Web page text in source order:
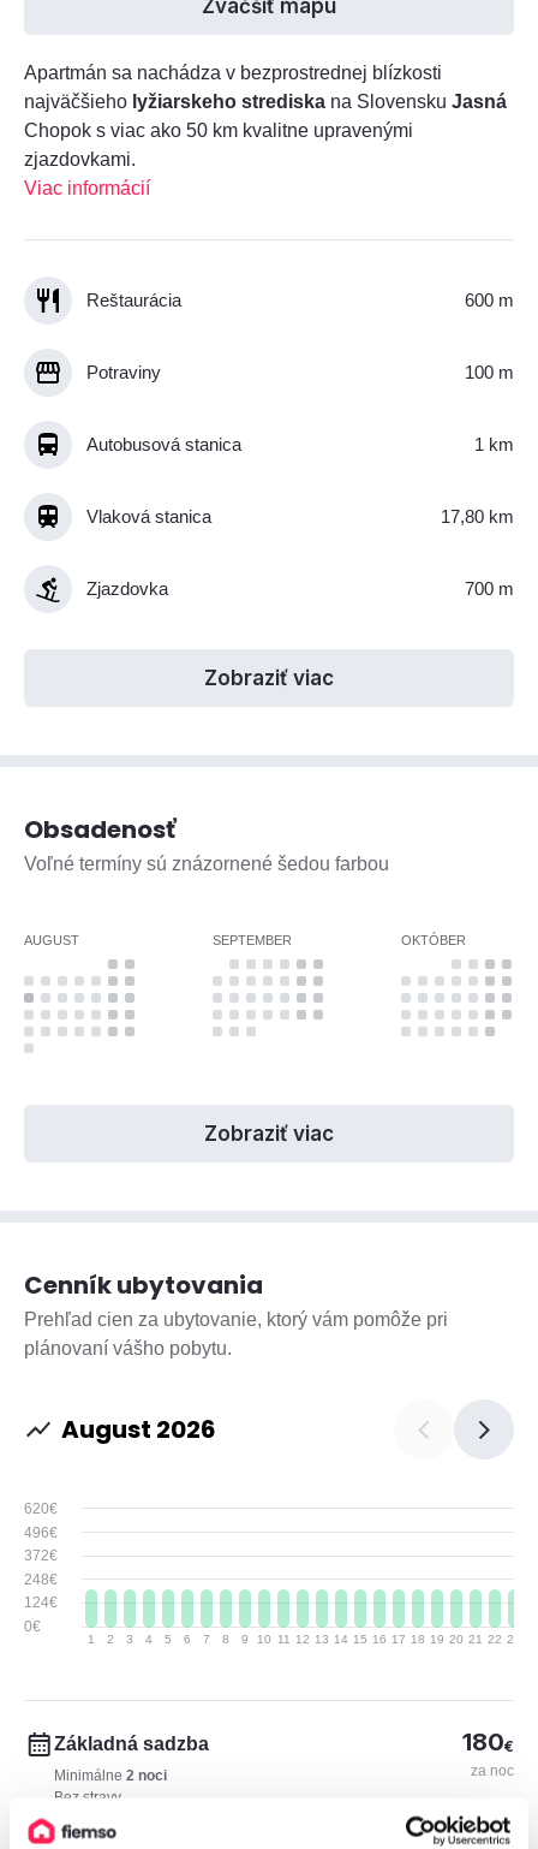
Zväčšiť mapu
Apartmán sa nachádza v bezprostrednej blízkosti
najväčšieho lyžiarskeho strediska na Slovensku Jasná
Chopok s viac ako 50 km kvalitne upravenými
zjazdovkami.
Viac informácií
Reštaurácia 600 m
Potraviny 100 m
Autobusová stanica 1 km
Vlaková stanica 17,80 km
Zjazdovka 700 m
Zobraziť viac
Obsadenosť
Voľné termíny sú znázornené šedou farbou
AUGUST SEPTEMBER OKTÓBER
Zobraziť viac
Cenník ubytovania
Prehľad cien za ubytovanie, ktorý vám pomôže pri
plánovaní vášho pobytu.
August 2026
0€
124€
248€
372€
496€
620€
1 2 3 4 5 6 7 8 9 10 11 12 13 14 15 16 17 18 19 20 21 22 23
Základná sadzba
Minimálne 2 noci
Bez stravy
180€
za noc